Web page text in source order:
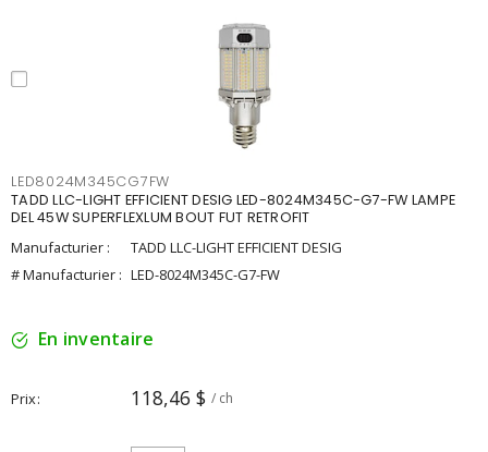
LED8024M345CG7FW
TADD LLC-LIGHT EFFICIENT DESIG LED-8024M345C-G7-FW LAMPE
DEL 45W SUPERFLEXLUM BOUT FUT RETROFIT
Manufacturier :
TADD LLC-LIGHT EFFICIENT DESIG
# Manufacturier : LED-8024M345C-G7-FW
En inventaire
Prix 118,46 $ / ch